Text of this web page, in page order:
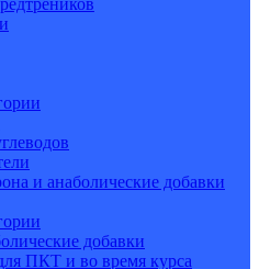
и анаболические добавки
добавки
ПКТ и во время курса